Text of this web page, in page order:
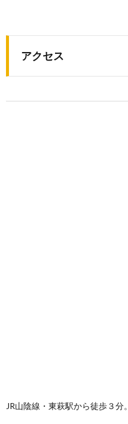
アクセス
JR山陰線・東萩駅から徒歩３分。